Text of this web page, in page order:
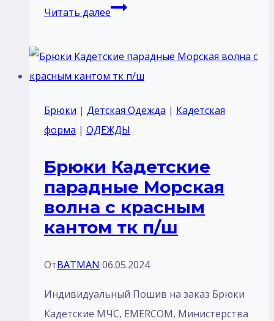
Читать далееЖилет
черная
капюшоном
футер
х/
б
3-
х
Брюки | Детская Одежда | Кадетская
форма | ОДЕЖДЫ
Брюки Кадетские
парадные Морская
волна с красным
кантом тк п/ш
ОтBATMAN 06.05.2024
Индивидуальный Пошив на заказ Брюки
Кадетские МЧС, EMERCOM, Министерства